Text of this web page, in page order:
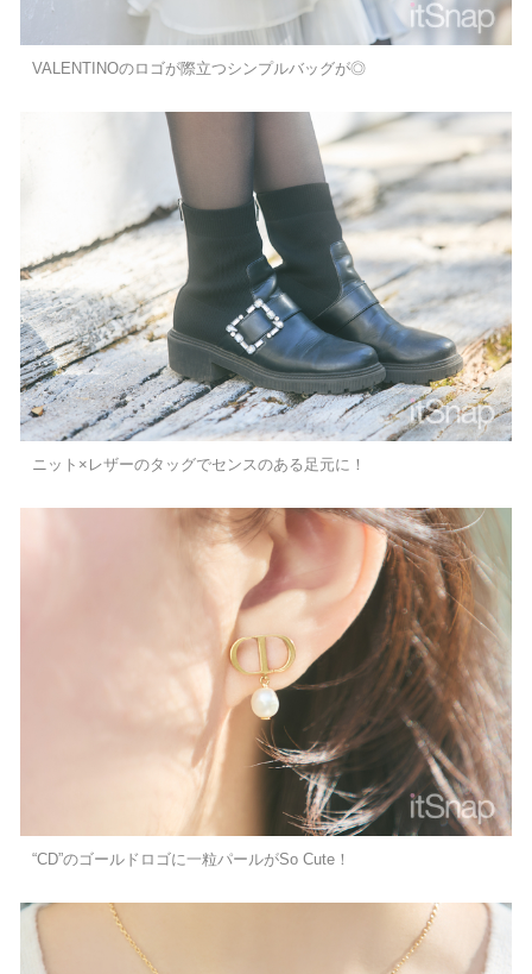
VALENTINOのロゴが際立つシンプルバッグが◎
ニット×レザーのタッグでセンスのある足元に！
“CD”のゴールドロゴに一粒パールがSo Cute！